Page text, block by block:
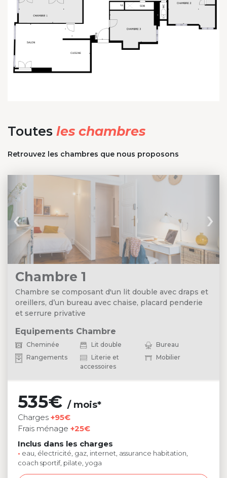
Toutes les chambres
Retrouvez les chambres que nous proposons
‹ ›
Chambre 1
Chambre se composant d'un lit double avec draps et
oreillers, d’un bureau avec chaise, placard penderie
et serrure privative
Equipements Chambre
Cheminée Lit double
Bureau
Rangements
Literie et
accessoires
Mobilier
535€ / mois*
Charges +95€
Frais ménage +25€
Inclus dans les charges
• eau, électricité, gaz, internet, assurance habitation,
coach sportif, pilate, yoga